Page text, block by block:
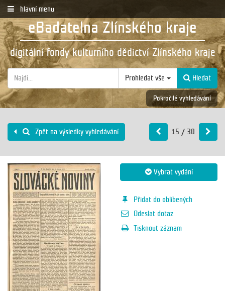
hlavní menu
eBadatelna Zlínského kraje
digitální fondy kulturního dědictví Zlínského kraje
Prohledat vše Hledat
Pokročilé vyhledávání
Zpět na výsledky vyhledávání 15 / 30
Vybrat vydání
Přidat do oblíbených
Odeslat dotaz
Tisknout záznam